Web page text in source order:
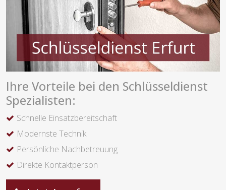
Ihre Vorteile bei den Schlüsseldienst
Spezialisten:
Schnelle Einsatzbereitschaft
Modernste Technik
Persönliche Nachbetreuung
Direkte Kontaktperson